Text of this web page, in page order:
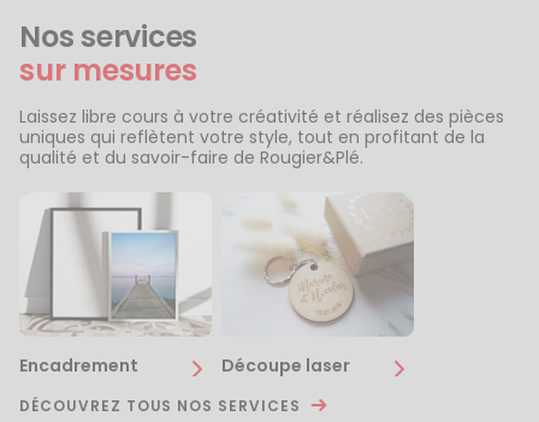
Nos services
sur mesures
Laissez libre cours à votre créativité et réalisez des pièces
uniques qui reflètent votre style, tout en profitant de la
qualité et du savoir-faire de Rougier&Plé.
Encadrement Découpe laser
DÉCOUVREZ TOUS NOS SERVICES